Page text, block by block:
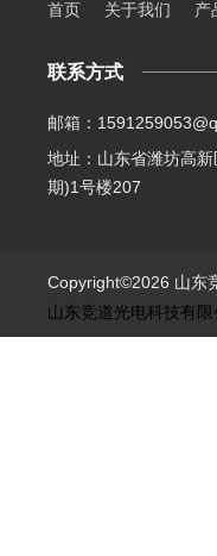
首页 关于我们 产
联系方式
邮箱：
地址：山东省潍坊高
期)1号楼207
Copyright©2026 山
山东竞道光电科技有